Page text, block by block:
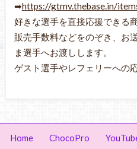
➡https://gtmv.thebase.in/
好きな選手を直接応援できる商
販売手数料などをのぞき、お
ま選手へお渡しします。
ゲスト選手やレフェリーへの
Home ChocoPro